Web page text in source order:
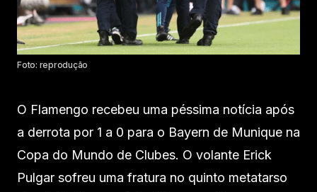
Foto: reprodução
O Flamengo recebeu uma péssima notícia após
a derrota por 1 a 0 para o Bayern de Munique na
Copa do Mundo de Clubes. O volante Erick
Pulgar sofreu uma fratura no quinto metatarso